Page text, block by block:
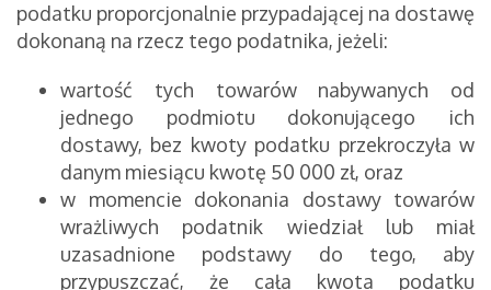
podatku proporcjonalnie przypadającej na dostawę
dokonaną na rzecz tego podatnika, jeżeli:
wartość tych towarów nabywanych od
jednego podmiotu dokonującego ich
dostawy, bez kwoty podatku przekroczyła w
danym miesiącu kwotę 50 000 zł, oraz
w momencie dokonania dostawy towarów
wrażliwych podatnik wiedział lub miał
uzasadnione podstawy do tego, aby
przypuszczać, że cała kwota podatku